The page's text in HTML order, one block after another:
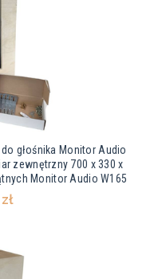
głośnika Monitor Audio
zewnętrzny 700 x 330 x
Monitor Audio W165